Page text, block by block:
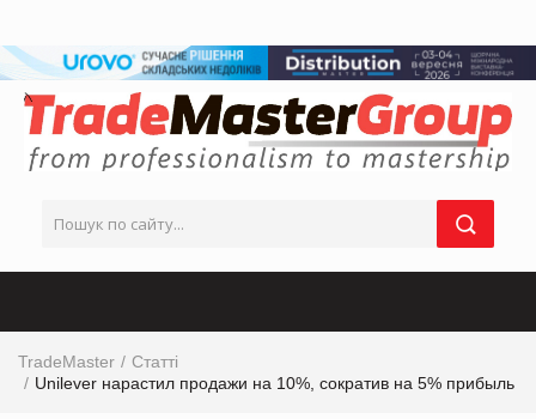
TradeMaster
Статті
Unilever нарастил продажи на 10%, сократив на 5% прибыль